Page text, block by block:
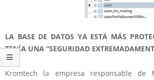
LA BASE DE DATOS YA ESTÁ MÁS
TENÍA UNA “SEGURIDAD
Kromtech la empresa responsable de